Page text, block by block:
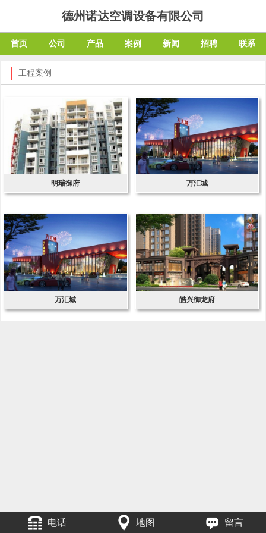
德州诺达空调设备有限公司
首页 公司 产品 案例 新闻 招聘 联系
工程案例
明瑞御府 万汇城
万汇城 皓兴御龙府
电话 地图 留言